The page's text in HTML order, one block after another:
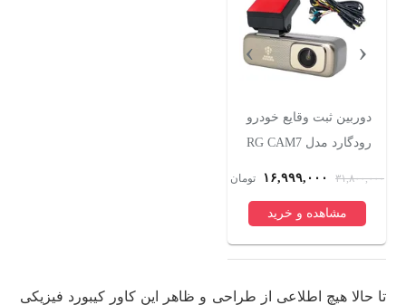
دوربین ثبت وقایع خودرو
رودگارد مدل RG CAM7
مستقیم
۳۱,۸۰۰,۰۰۰ ۱۶,۹۹۹,۰۰۰ تومان
مشاهده و خرید
باد سرد
‹
›
تا حالا هیچ اطلاعی از طراحی و ظاهر این کاور کیبورد فیزیکی